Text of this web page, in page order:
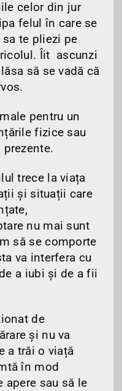
celor din jur
felul în care se
te pliezi pe
Îit ascunzi
să se vadă că
pentru un
fizice sau
trece la viața
și situații care
nu mai sunt
să se comporte
va interfera cu
a iubi și de a fii
de
și nu va
a trăi o viață
în mod
apere sau să le